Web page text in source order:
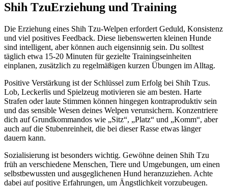
Shih TzuErziehung und Training
Die Erziehung eines Shih Tzu-Welpen erfordert Geduld, Konsistenz
und viel positives Feedback. Diese liebenswerten kleinen Hunde
sind intelligent, aber können auch eigensinnig sein. Du solltest
täglich etwa 15-20 Minuten für gezielte Trainingseinheiten
einplanen, zusätzlich zu regelmäßigen kurzen Übungen im Alltag.
Positive Verstärkung ist der Schlüssel zum Erfolg bei Shih Tzus.
Lob, Leckerlis und Spielzeug motivieren sie am besten. Harte
Strafen oder laute Stimmen können hingegen kontraproduktiv sein
und das sensible Wesen deines Welpen verunsichern. Konzentriere
dich auf Grundkommandos wie „Sitz“, „Platz“ und „Komm“, aber
auch auf die Stubenreinheit, die bei dieser Rasse etwas länger
dauern kann.
Sozialisierung ist besonders wichtig. Gewöhne deinen Shih Tzu
früh an verschiedene Menschen, Tiere und Umgebungen, um einen
selbstbewussten und ausgeglichenen Hund heranzuziehen. Achte
dabei auf positive Erfahrungen, um Ängstlichkeit vorzubeugen.